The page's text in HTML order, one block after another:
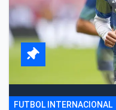
FUTBOL INTERNACIONAL